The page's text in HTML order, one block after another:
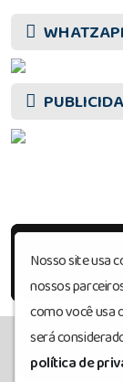
Nosso site usa
nossos
como você usa
será
política de